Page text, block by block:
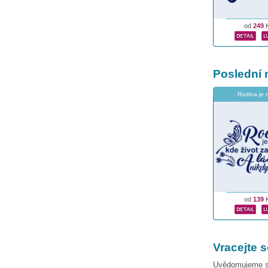
od 249
Poslední
Rodina je
od 139
Vracejte
Uvědomujeme